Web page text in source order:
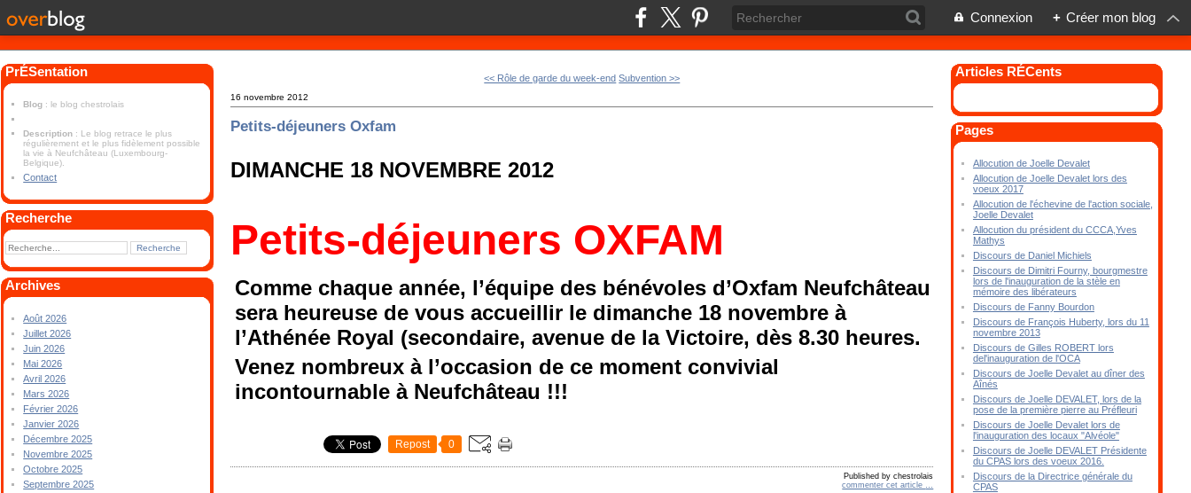
Connexion + Créer mon blog
PrÉSentation
Blog : le blog chestrolais
Description : Le blog retrace le plus
régulièrement et le plus fidèlement possible
la vie à Neufchâteau (Luxembourg-
Belgique).
Contact
Recherche
Archives
Août 2026
Juillet 2026
Juin 2026
Mai 2026
Avril 2026
Mars 2026
Février 2026
Janvier 2026
Décembre 2025
Novembre 2025
Octobre 2025
Septembre 2025
<< Rôle de garde du week-end Subvention >>
16 novembre 2012
Petits-déjeuners Oxfam
DIMANCHE 18 NOVEMBRE 2012
Petits-déjeuners OXFAM
Comme chaque année, l’équipe des bénévoles d’Oxfam Neufchâteau
sera heureuse de vous accueillir le dimanche 18 novembre à
l’Athénée Royal (secondaire, avenue de la Victoire, dès 8.30 heures.
Venez nombreux à l’occasion de ce moment convivial
incontournable à Neufchâteau !!!
Repost 0
Published by chestrolais
commenter cet article …
Articles RÉCents
Pages
Allocution de Joelle Devalet
Allocution de Joelle Devalet lors des
voeux 2017
Allocution de l'échevine de l'action sociale,
Joelle Devalet
Allocution du président du CCCA,Yves
Mathys
Discours de Daniel Michiels
Discours de Dimitri Fourny, bourgmestre
lors de l'inauguration de la stèle en
mémoire des libérateurs
Discours de Fanny Bourdon
Discours de François Huberty, lors du 11
novembre 2013
Discours de Gilles ROBERT lors
del'inauguration de l'OCA
Discours de Joelle Devalet au dîner des
Aînés
Discours de Joelle DEVALET, lors de la
pose de la première pierre au Préfleuri
Discours de Joelle Devalet lors de
l'inauguration des locaux "Alvéole"
Discours de Joelle DEVALET Présidente
du CPAS lors des voeux 2016.
Discours de la Directrice générale du
CPAS